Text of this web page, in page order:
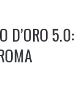
D’ORO